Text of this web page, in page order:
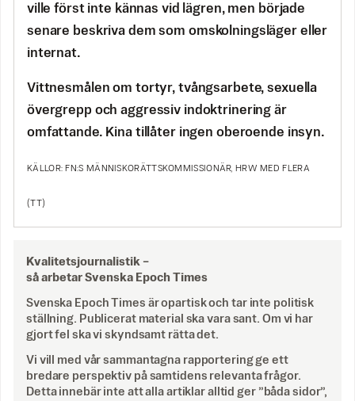
ville först inte kännas vid lägren, men började
senare beskriva dem som omskolningsläger eller
internat.
Vittnesmålen om tortyr, tvångsarbete, sexuella
övergrepp och aggressiv indoktrinering är
omfattande. Kina tillåter ingen oberoende insyn.
KÄLLOR: FN:S MÄNNISKORÄTTSKOMMISSIONÄR, HRW MED FLERA
(TT)
Kvalitetsjournalistik –
så arbetar Svenska Epoch Times
Svenska Epoch Times är opartisk och tar inte politisk
ställning. Publicerat material ska vara sant. Om vi har
gjort fel ska vi skyndsamt rätta det.
Vi vill med vår sammantagna rapportering ge ett
bredare perspektiv på samtidens relevanta frågor.
Detta innebär inte att alla artiklar alltid ger ”båda sidor”,